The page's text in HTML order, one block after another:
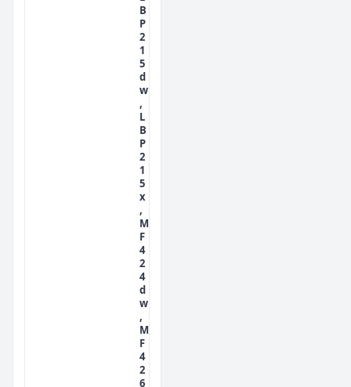
B
P
2
1
5
d
w
,
L
B
P
2
1
5
x
,
M
F
4
2
4
d
w
,
M
F
4
2
6